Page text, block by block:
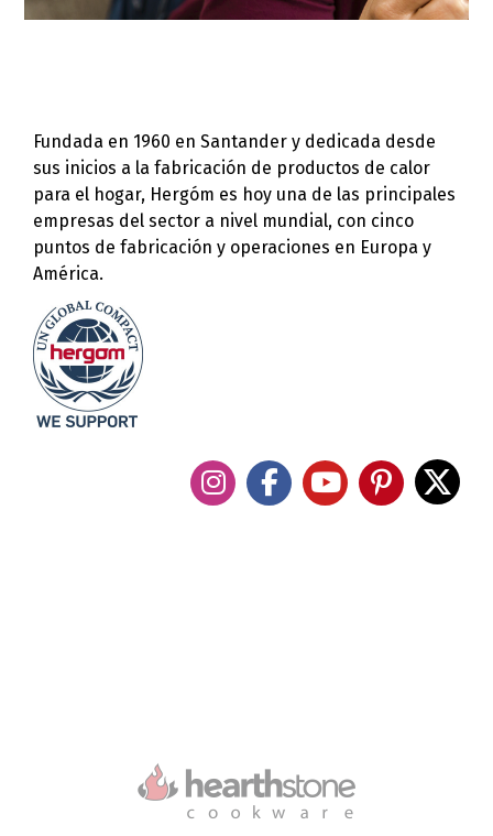
Fundada en 1960 en Santander y dedicada desde
sus inicios a la fabricación de productos de calor
para el hogar, Hergóm es hoy una de las principales
empresas del sector a nivel mundial, con cinco
puntos de fabricación y operaciones en Europa y
América.